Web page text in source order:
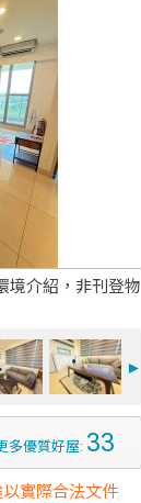
境介紹，非刊登物
►
多優質好屋: 33
實際合法文件